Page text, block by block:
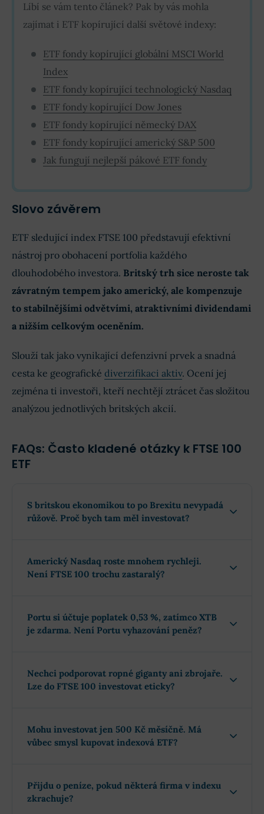
Líbí se vám tento článek? Pak by vás mohla
zajímat i ETF kopírující další světové indexy:
ETF fondy kopírující globální MSCI World
Index
ETF fondy kopírující technologický Nasdaq
ETF fondy kopírující Dow Jones
ETF fondy kopírující německý DAX
ETF fondy kopírující americký S&P 500
Jak fungují nejlepší pákové ETF fondy
Slovo závěrem
ETF sledující index FTSE 100 představují efektivní
nástroj pro obohacení portfolia každého
dlouhodobého investora. Britský trh sice neroste tak
závratným tempem jako americký, ale kompenzuje
to stabilnějšími odvětvími, atraktivními dividendami
a nižším celkovým oceněním.
Slouží tak jako vynikající defenzivní prvek a snadná
cesta ke geografické diverzifikaci aktiv. Ocení jej
zejména ti investoři, kteří nechtějí ztrácet čas složitou
analýzou jednotlivých britských akcií.
FAQs: Často kladené otázky k FTSE 100
ETF
S britskou ekonomikou to po Brexitu nevypadá
růžově. Proč bych tam měl investovat?
Americký Nasdaq roste mnohem rychleji.
Není FTSE 100 trochu zastaralý?
Portu si účtuje poplatek 0,53 %, zatímco XTB
je zdarma. Není Portu vyhazování peněz?
Nechci podporovat ropné giganty ani zbrojaře.
Lze do FTSE 100 investovat eticky?
Mohu investovat jen 500 Kč měsíčně. Má
vůbec smysl kupovat indexová ETF?
Přijdu o peníze, pokud některá firma v indexu
zkrachuje?